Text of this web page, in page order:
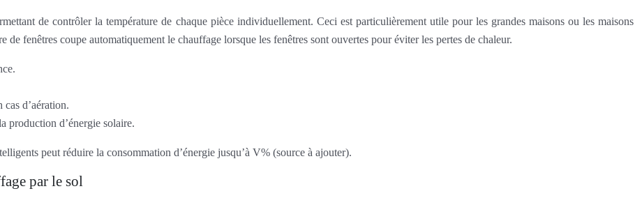
de contrôler la température de chaque pièce individuellement. Ceci est particulièrement utile pour les grandes maisons ou les maisons
de fenêtres coupe automatiquement le chauffage lorsque les fenêtres sont ouvertes pour éviter les pertes de chaleur.
cas d’aération.
production d’énergie solaire.
peut réduire la consommation d’énergie jusqu’à V% (source à ajouter).
par le sol